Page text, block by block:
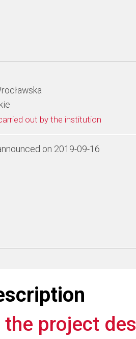
out by the institution
on 2019-09-16
the project